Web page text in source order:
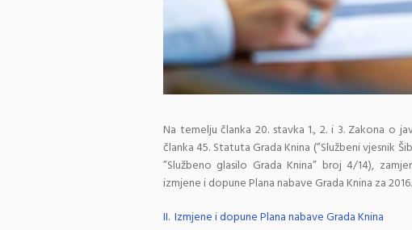
Na temelju članka 20. stavka 1., 2. i 3. Zakona o
članka 45. Statuta Grada Knina (”Službeni vjesnik
”Službeno glasilo Grada Knina” broj 4/14),
izmjene i dopune Plana nabave Grada Knina za
II. Izmjene i dopune Plana nabave Grada Knina